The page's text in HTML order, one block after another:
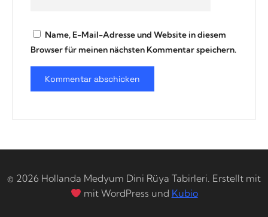
Name, E-Mail-Adresse und Website in diesem
Browser für meinen nächsten Kommentar speichern.
© 2026 Hollanda Medyum Dini Rüya Tabirleri. Erstellt mit
mit WordPress und Kubio